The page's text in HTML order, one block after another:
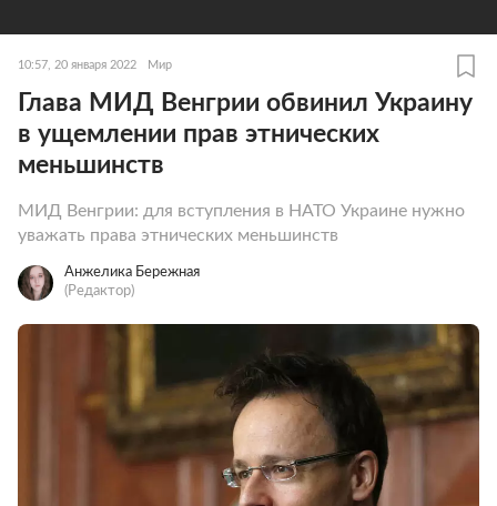
10:57, 20 января 2022 Мир
Глава МИД Венгрии обвинил Украину
в ущемлении прав этнических
меньшинств
МИД Венгрии: для вступления в НАТО Украине нужно
уважать права этнических меньшинств
Анжелика Бережная
(Редактор)